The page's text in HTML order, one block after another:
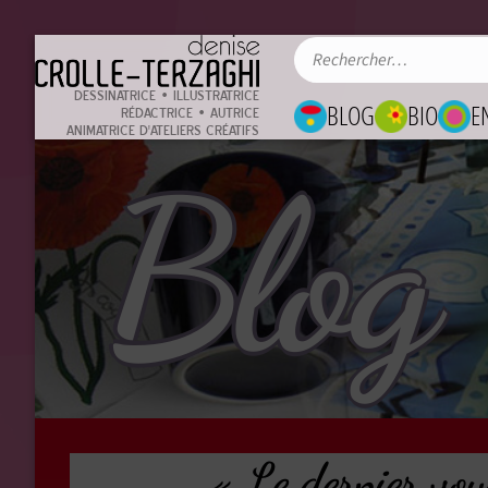
DESSINATRICE • ILLUSTRATRICE
RÉDACTRICE • AUTRICE
ANIMATRICE D'ATELIERS CRÉATIFS
BLOG BIO
Blog